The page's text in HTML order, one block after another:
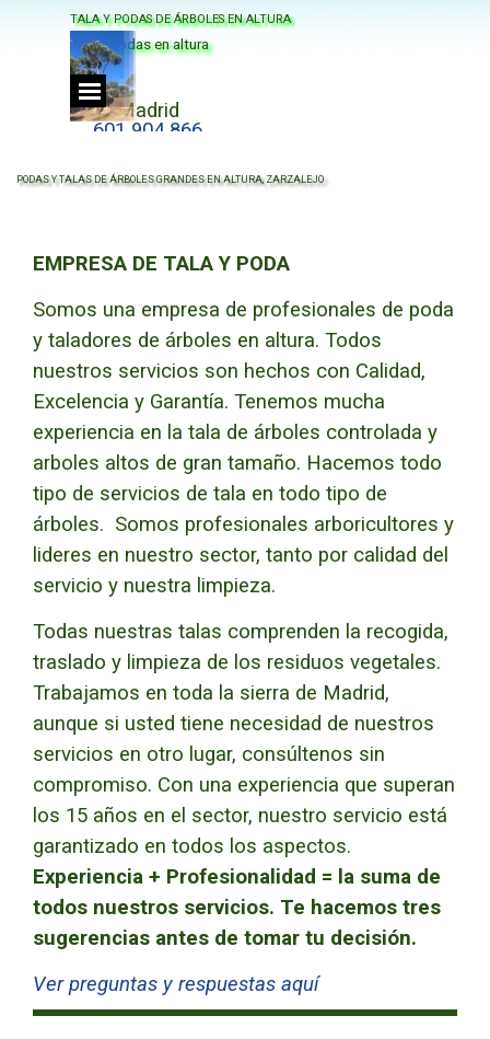
Madrid
601 904 866
TALA Y PODAS DE ÁRBOLES EN ALTURA
Tala y podas en altura
Saltar menú
PODAS Y TALAS DE ÁRBOLES GRANDES EN ALTURA, ZARZALEJO
EMPRESA DE TALA Y PODA
Somos una empresa de profesionales de poda
y taladores de árboles en altura. Todos
nuestros servicios son hechos con Calidad,
Excelencia y Garantía. Tenemos mucha
experiencia en la tala de árboles controlada y
arboles altos de gran tamaño. Hacemos todo
tipo de servicios de tala en todo tipo de
árboles. Somos profesionales arboricultores y
lideres en nuestro sector, tanto por calidad del
servicio y nuestra limpieza.
Todas nuestras talas comprenden la recogida,
traslado y limpieza de los residuos vegetales.
Trabajamos en toda la sierra de Madrid,
aunque si usted tiene necesidad de nuestros
servicios en otro lugar, consúltenos sin
compromiso. Con una experiencia que superan
los 15 años en el sector, nuestro servicio está
garantizado en todos los aspectos.
Experiencia + Profesionalidad = la suma de
todos nuestros servicios. Te hacemos tres
sugerencias antes de tomar tu decisión.
Ver preguntas y respuestas aquí